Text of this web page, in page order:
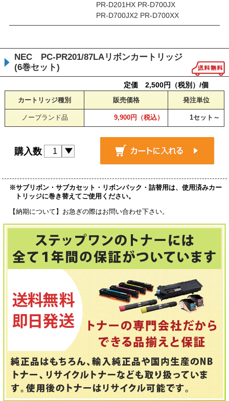
PR-D201HX PR-D700JX
PR-D700JX2 PR-D700XX
NEC PC-PR201/87LAリボンカートリッジ
(6巻セット)
定価 2,500円（税別）/個
カートリッジ種別 販売価格 発注単位
ノーブランド品 9,900円（税込） 1セット～
購入数
※サブリボン・サブカセット・リボンパック・詰替用は、使用済みカー
トリッジに巻き替えてご使用ください。
【納期について】お急ぎの際はお問い合わせ下さい。